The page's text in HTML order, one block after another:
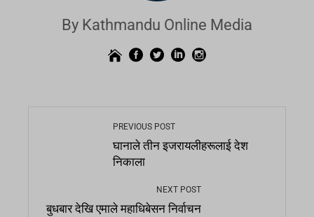
By Kathmandu Online Media
PREVIOUS POST
घानाले तीन इजरायलीहरूलाई देश
निकाला
NEXT POST
बुधबार देखि एमाले महाधिबेसन निर्वाचन